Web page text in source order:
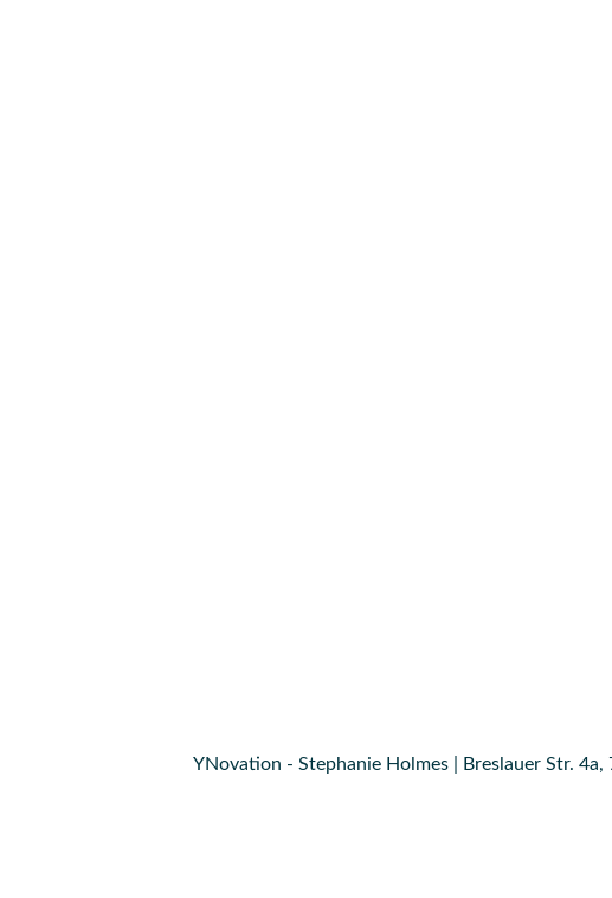
YNovation - Stephanie Holmes | Breslauer Str. 4a,